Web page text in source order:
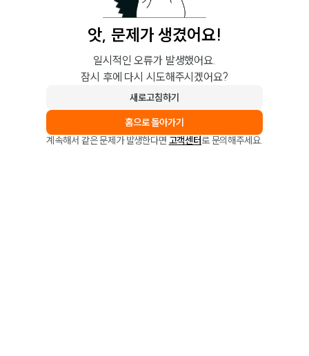
앗, 문제가 생겼어요!
일시적인 오류가 발생했어요.
잠시 후에 다시 시도해주시겠어요?
새로고침하기
홈으로 돌아가기
계속해서 같은 문제가 발생한다면 고객센터로 문의해주세요.